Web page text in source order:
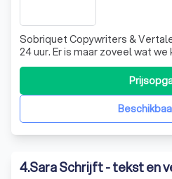
Sobriquet Copywriters &
24 uur. Er is maar zoveel wat we
vertalen. Dat betekent dat we keuzes moeten maken. We
willen schrijven. Bedenken. Creëren. We zijn
managers. We zijn ambachtslieden. En we willen eer van
ons werk. Net als het sel
4.Sara Schrijft - tekst en